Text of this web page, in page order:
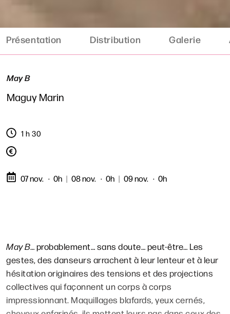
Présentation Distribution Galerie
May B
Maguy Marin
1 h 30
07 nov. 0h | 08 nov. 0h | 09 nov. 0h
May B… probablement… sans doute… peut-être… Les
gestes, des danseurs arrachent à leur lenteur et à leur
hésitation originaires des tensions et des projections
collectives qui façonnent un corps à corps
impressionnant. Maquillages blafards, yeux cernés,